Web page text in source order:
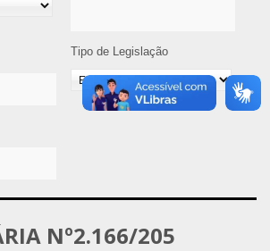
Tipo de Legislação
Nº2.166/205